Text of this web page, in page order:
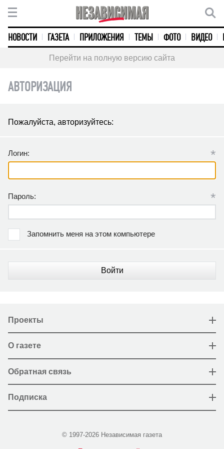
НОВОСТИ ГАЗЕТА ПРИЛОЖЕНИЯ ТЕМЫ ФОТО ВИДЕО
Перейти на полную версию сайта
АВТОРИЗАЦИЯ
Пожалуйста, авторизуйтесь:
Логин: *
Пароль: *
Запомнить меня на этом компьютере
Войти
Проекты
О газете
Обратная связь
Подписка
© 1997-2026 Независимая газета